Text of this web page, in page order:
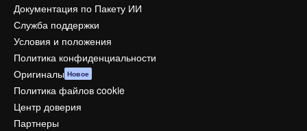
Документация по Пакету ИИ
Служба поддержки
Условия и положения
Политика конфиденциальности
Оригиналы Новое
Политика файлов cookie
Центр доверия
Партнеры